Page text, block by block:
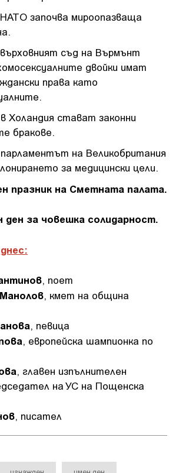
НАТО започва мироопазваща
върховният съд на Върмънт
двойки имат
права като
Холандия стават законни
бракове.
парламентът на Великобритания
за медицински цели.
празник на Сметната палата.
за човешка солидарност.
, поет
, кмет на община
, певица
, европейска шампионка по
, главен изпълнителен
на УС на Пощенска
, писател